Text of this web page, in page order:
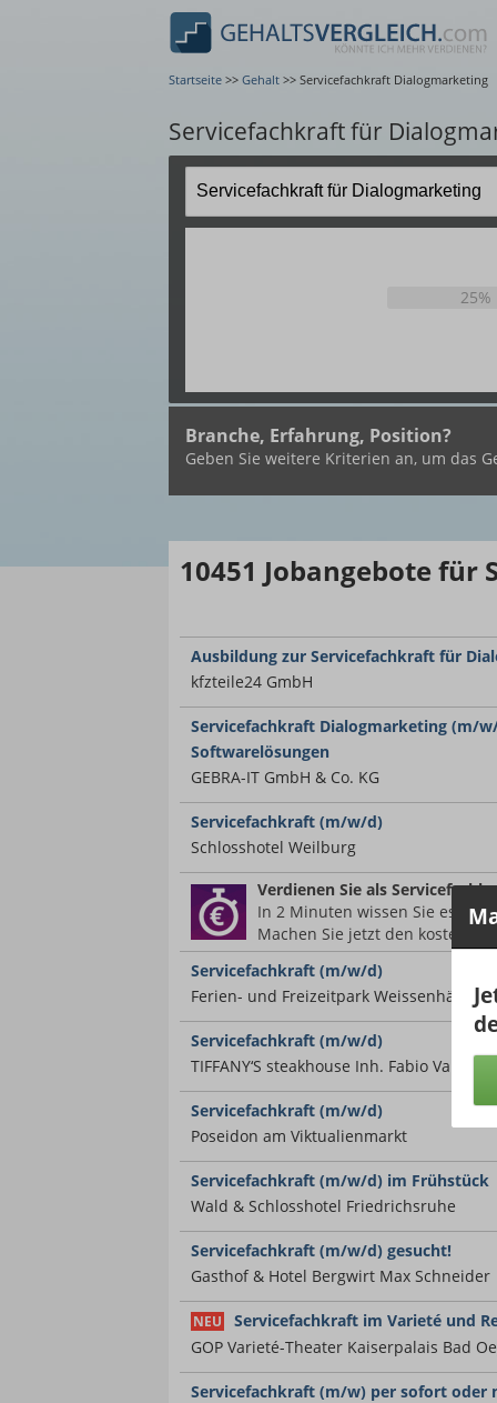
Startseite >> Gehalt >> Servicefachkraft Dialogmarketing
Servicefachkraft für
25%
Branche, Erfahrung, Position?
Geben Sie weitere Kriterien an, um das
10451 Jobangebotefür
Ausbildung zur Servicefachkraft für
kfzteile24 GmbH
Servicefachkraft Dialogmarketing (m/
Softwarelösungen
GEBRA-IT GmbH & Co. KG
Servicefachkraft (m/w/d)
Schlosshotel Weilburg
Verdienen Sie als
In 2 Minuten wissen Sie es.
Machen Sie jetzt den
Servicefachkraft (m/w/d)
Ferien- und Freizeitpark Weissenhäuser
Servicefachkraft (m/w/d)
TIFFANY‘S steakhouse Inh. Fabio Valiani
Servicefachkraft (m/w/d)
Poseidon am Viktualienmarkt
Servicefachkraft (m/w/d) im Frühstück
Wald & Schlosshotel Friedrichsruhe
Servicefachkraft (m/w/d) gesucht!
Gasthof & Hotel Bergwirt Max Schneider
NEU
Servicefachkraft im Varieté und
GOP Varieté-Theater Kaiserpalais Bad
Servicefachkraft (m/w) per sofort oder